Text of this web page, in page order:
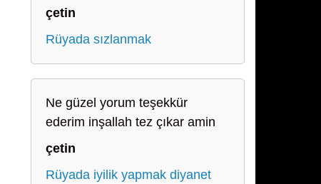
çetin
Rüyada sızlanmak
Ne güzel yorum teşekkür
ederim inşallah tez çıkar amin
çetin
Rüyada iyilik yapmak diyanet